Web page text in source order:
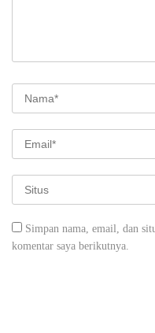
Simpan nama, email, dan
komentar saya berikutnya.